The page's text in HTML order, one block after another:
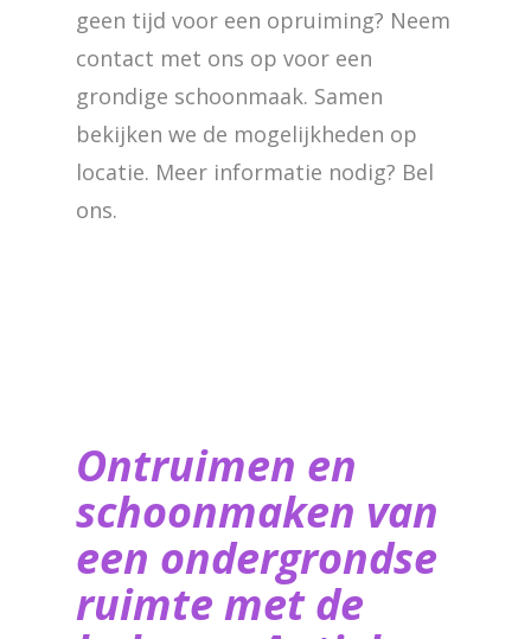
geen tijd voor een opruiming? Neem
contact met ons op voor een
grondige schoonmaak. Samen
bekijken we de mogelijkheden op
locatie. Meer informatie nodig? Bel
ons.
Ontruimen en
schoonmaken van
een ondergrondse
ruimte met de